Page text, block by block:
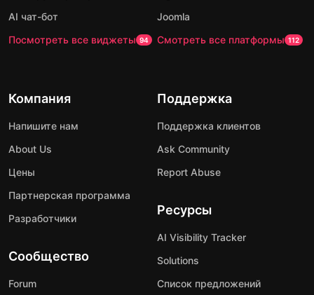
AI чат-бот
Посмотреть все виджеты 94
Joomla
Смотреть все платформы 112
Компания
Напишите нам
About Us
Цены
Партнерская программа
Разработчики
Сообщество
Forum
Поддержка
Поддержка клиентов
Ask Community
Report Abuse
Ресурсы
AI Visibility Tracker
Solutions
Список предложений